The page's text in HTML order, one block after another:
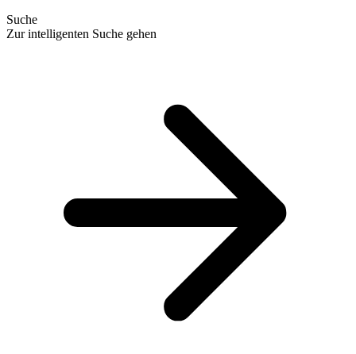
Suche
Zur intelligenten Suche gehen